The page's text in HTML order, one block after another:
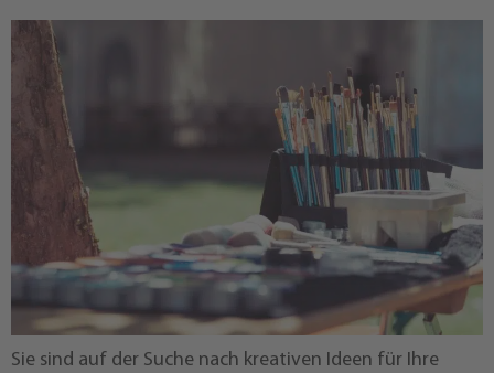
Sie sind auf der Suche nach kreativen Ideen für Ihre